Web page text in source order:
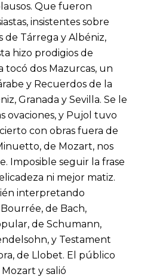
Que fueron
insistentes sobre
de Tárrega y Albéniz,
hizo prodigios de
tocó dos Mazurcas, un
y Recuerdos de la
Granada y Sevilla. Se le
ovaciones, y Pujol tuvo
con obras fuera de
de Mozart, nos
Imposible seguir la frase
ni mejor matiz.
interpretando
de Bach,
de Schumann,
y Testament
de Llobet. El público
Mozart y salió